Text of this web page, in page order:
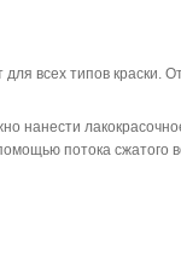
всех типов краски.
нанести
потока сжатого